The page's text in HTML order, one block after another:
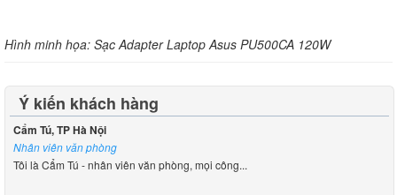
Hình minh họa: Sạc Adapter Laptop Asus PU500CA 120W
Ý kiến khách hàng
Cẩm Tú, TP Hà Nội
Nhân viên văn phòng
Tôi là Cẩm Tú - nhân viên văn phòng, mọi công...